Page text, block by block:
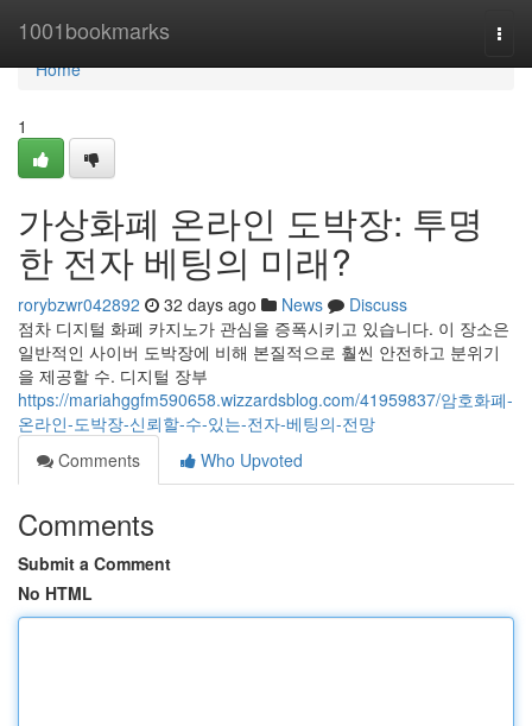
1001bookmarks
Home
Home
1
가상화폐 온라인 도박장: 투명
한 전자 베팅의 미래?
rorybzwr042892 32 days ago News
Discuss
점차 디지털 화폐 카지노가 관심을 증폭시키고 있습니다. 이 장소은
일반적인 사이버 도박장에 비해 본질적으로 훨씬 안전하고 분위기
을 제공할 수. 디지털 장부
https://mariahggfm590658.wizzardsblog.com/41959837/암호화폐-
온라인-도박장-신뢰할-수-있는-전자-베팅의-전망
Comments
Who Upvoted
Comments
Submit a Comment
No HTML